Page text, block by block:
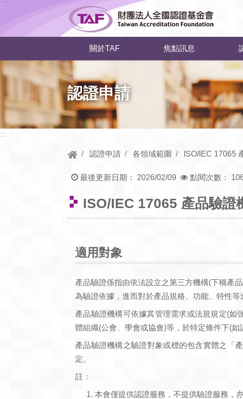
跳到中央內容區塊
:::
關於TAF 焦點訊息
認證申請
:::
認證申請 各領域範圍 ISO/IEC 17065
最後更新日期： 2026/02/09 點閱次數：
ISO/IEC 17065 產品驗證
適用對象
產品驗證係指由依法設立之第三方機構(下稱產
為驗證依據，進而對於產品規格、功能、特性
產品驗證機構可依據其管理需求或法規規定(如
體組織(公會、學會或協會)等，於特定條件下(
產品驗證機構之驗證對象或標的包含實體之「
定。
註：
本會僅提供認證服務，不提供驗證服務，